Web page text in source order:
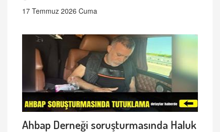
17 Temmuz 2026 Cuma
Ahbap Derneği soruşturmasında Haluk